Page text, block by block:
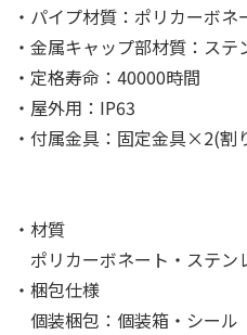
・パイプ材質：ポリカーボネ
・金属キャップ部材質：ステ
・定格寿命：40000時間
・屋外用：IP63
・付属金具：固定金具×2(割
・材質
ポリカーボネート・ステン
・梱包仕様
個装梱包：個装箱・シール